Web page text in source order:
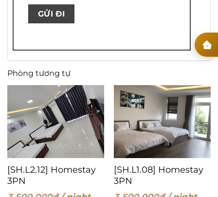
Phòng tương tự
[SH.L2.12] Homestay
3PN
[SH.L1.08] Homestay
3PN